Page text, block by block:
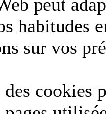
peut
habitudes
sur vos
cookies